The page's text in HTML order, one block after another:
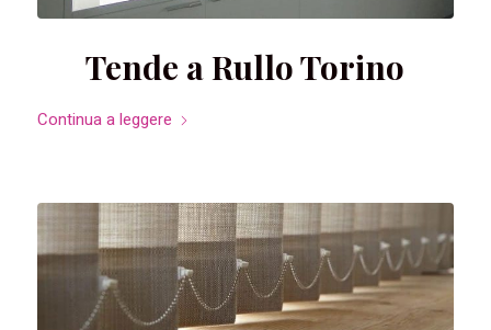
Tende a Rullo Torino
Continua a leggere